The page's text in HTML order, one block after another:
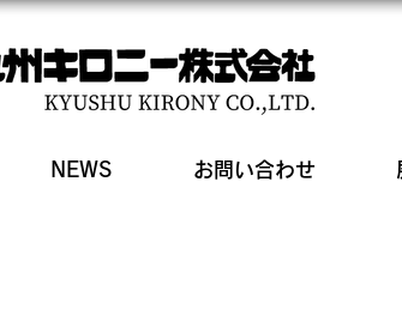
NEWS お問い合わせ